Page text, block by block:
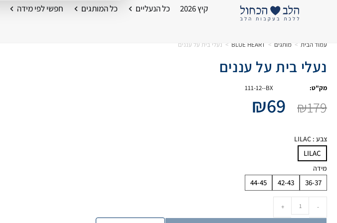
קיץ 2026 כל הנעליים כל המותגים חפשי לפי מידה
עמוד הבית > מותגים >
BLUE HEART
> נעלי בית על עננים
נעלי בית על עננים
מק"ט: 111-12--BX
₪179
₪69
צבע : LILAC
LILAC
מידה
36-37
42-43
44-45
-
+